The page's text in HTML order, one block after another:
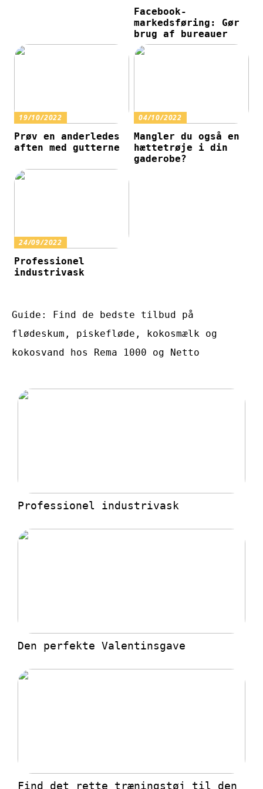
Facebook-
markedsføring: Gør
brug af bureauer
19/10/2022
Prøv en anderledes
aften med gutterne
04/10/2022
Mangler du også en
hættetrøje i din
gaderobe?
24/09/2022
Professionel
industrivask
Guide: Find de bedste tilbud på
flødeskum, piskefløde, kokosmælk og
kokosvand hos Rema 1000 og Netto
Professionel industrivask
Den perfekte Valentinsgave
Find det rette træningstøj til den